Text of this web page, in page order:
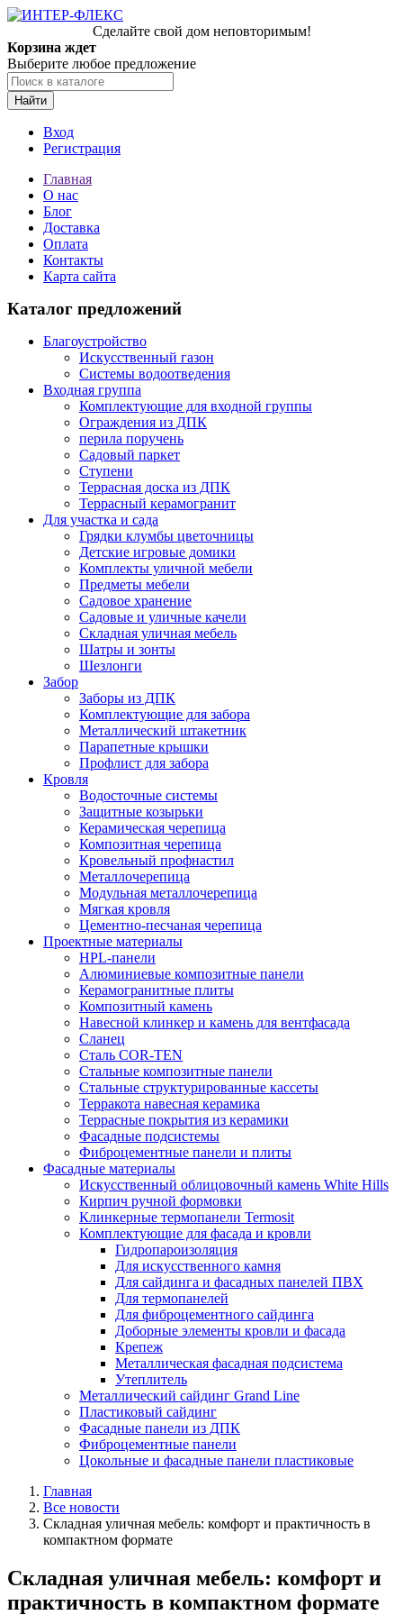
Сделайте свой дом неповторимым!
Корзина ждет
Выберите любое предложение
Найти
Вход
Регистрация
Главная
О нас
Блог
Доставка
Оплата
Контакты
Карта сайта
Каталог предложений
Благоустройство
Искусственный газон
Системы водоотведения
Входная группа
Комплектующие для входной группы
Ограждения из ДПК
перила поручень
Садовый паркет
Ступени
Террасная доска из ДПК
Террасный керамогранит
Для участка и сада
Грядки клумбы цветочницы
Детские игровые домики
Комплекты уличной мебели
Предметы мебели
Садовое хранение
Садовые и уличные качели
Складная уличная мебель
Шатры и зонты
Шезлонги
Забор
Заборы из ДПК
Комплектующие для забора
Металлический штакетник
Парапетные крышки
Профлист для забора
Кровля
Водосточные системы
Защитные козырьки
Керамическая черепица
Композитная черепица
Кровельный профнастил
Металлочерепица
Модульная металлочерепица
Мягкая кровля
Цементно-песчаная черепица
Проектные материалы
HPL-панели
Алюминиевые композитные панели
Керамогранитные плиты
Композитный камень
Навесной клинкер и камень для вентфасада
Сланец
Сталь COR-TEN
Стальные композитные панели
Стальные структурированные кассеты
Терракота навесная керамика
Террасные покрытия из керамики
Фасадные подсистемы
Фиброцементные панели и плиты
Фасадные материалы
Искусственный облицовочный камень White Hills
Кирпич ручной формовки
Клинкерные термопанели Termosit
Комплектующие для фасада и кровли
Гидропароизоляция
Для искусственного камня
Для сайдинга и фасадных панелей ПВХ
Для термопанелей
Для фиброцементного сайдинга
Доборные элементы кровли и фасада
Крепеж
Металлическая фасадная подсистема
Утеплитель
Металлический сайдинг Grand Line
Пластиковый сайдинг
Фасадные панели из ДПК
Фиброцементные панели
Цокольные и фасадные панели пластиковые
Главная
Все новости
Складная уличная мебель: комфорт и практичность в
компактном формате
Складная уличная мебель: комфорт и
практичность в компактном формате